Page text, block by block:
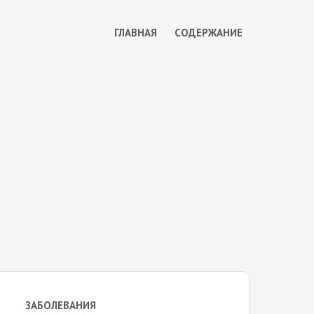
ГЛАВНАЯ СОДЕРЖАНИЕ
ЗАБОЛЕВАНИЯ